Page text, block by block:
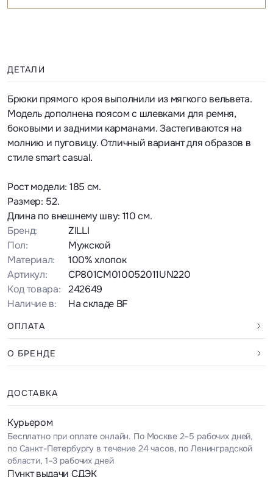
ДЕТАЛИ
Брюки прямого кроя выполнили из мягкого вельвета.
Модель дополнена поясом с шлевками для ремня,
боковыми и задними карманами. Застегиваются на
молнию и пуговицу. Отличный вариант для образов в
стиле smart casual.
Рост модели: 185 см.
Размер: 52.
Длина по внешнему шву: 110 см.
Бренд:
ZILLI
Пол:
Мужской
Материал:
100% хлопок
Артикул:
CP801CM010052011UN220
Код товара:
242649
Наличие в:
На складе BF
ОПЛАТА
О БРЕНДЕ
ДОСТАВКА
Курьером
Бесплатно при оплате онлайн. По Москве 2–5 рабочих дней,
по Санкт-Петербургу в течение 24 часов, по Ленинградской
области, 1–3 рабочих дней
Пункт выдачи СДЭК